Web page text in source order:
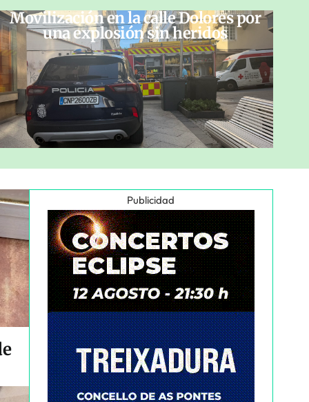
Movilización en la calle Dolores por
una explosión sin heridos
Publicidad